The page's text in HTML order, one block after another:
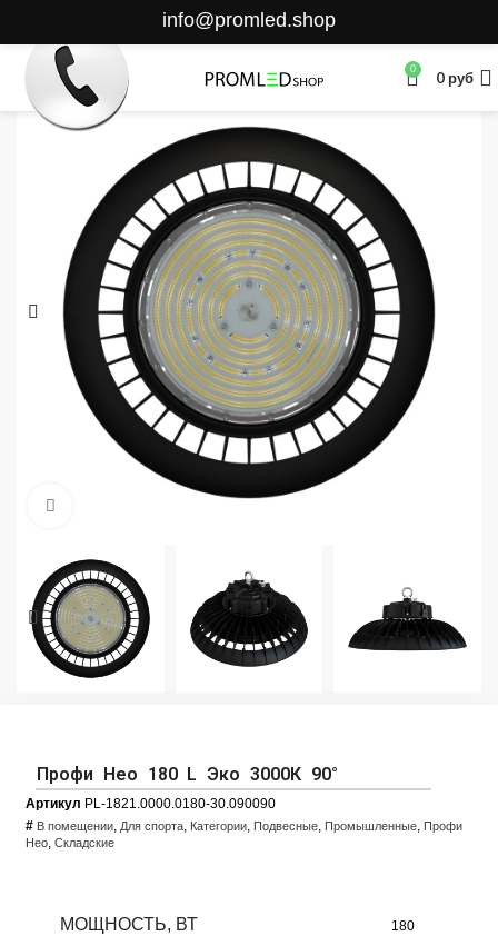
info@promled.shop
0 0руб
Профи Нео 180 L Эко 3000К 90°
Артикул PL-1821.0000.0180-30.090090
# В помещении, Для спорта, Категории, Подвесные, Промышленные, Профи
Нео, Складские
МОЩНОСТЬ, ВТ 180